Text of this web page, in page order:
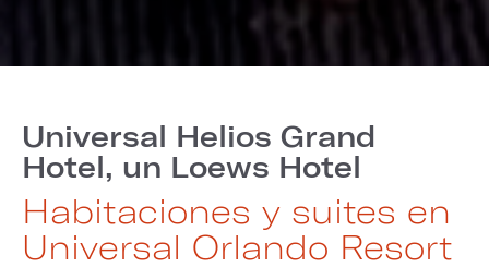
Universal Helios Grand
Hotel, un Loews Hotel
Habitaciones y suites en
Universal Orlando Resort